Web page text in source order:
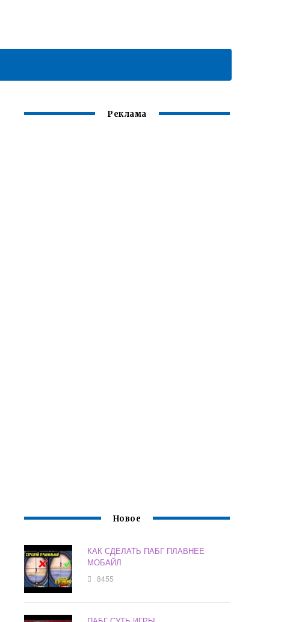
Реклама
Новое
КАК СДЕЛАТЬ ПАБГ ПЛАВНЕЕ
МОБАЙЛ
8455